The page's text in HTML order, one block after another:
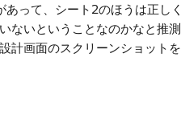
って、シート2のほうは正しく
ないということなのかなと推測
計画面のスクリーンショットを